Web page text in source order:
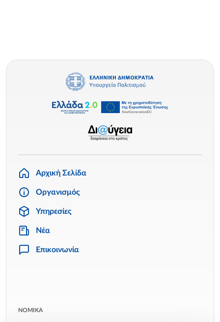
Αρχική Σελίδα
Οργανισμός
Υπηρεσίες
Νέα
Επικοινωνία
ΝΟΜΙΚΑ